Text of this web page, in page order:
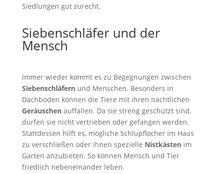
Siedlungen gut zurecht.
Siebenschläfer und der
Mensch
Immer wieder kommt es zu Begegnungen zwischen
Siebenschläfernund Menschen. Besonders in
Dachböden können die Tiere mit ihren nächtlichen
Geräuschenauffallen. Da sie streng geschützt sind,
dürfen sie nicht vertrieben oder gefangen werden.
Stattdessen hilft es, mögliche Schlupflöcher im Haus
zu verschließen oder ihnen spezielle Nistkästenim
Garten anzubieten. So können Mensch und Tier
friedlich nebeneinander leben.